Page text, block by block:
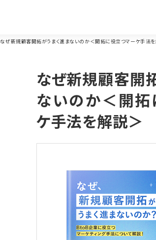
なぜ新規顧客開拓がうまく進まないのか＜開拓に役立つマーケ手法
なぜ新規顧客開
ないのか＜開拓
ケ手法を解説＞